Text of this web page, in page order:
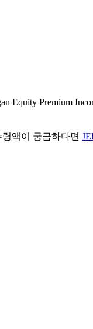
Equity Premium
액이 궁금하다면